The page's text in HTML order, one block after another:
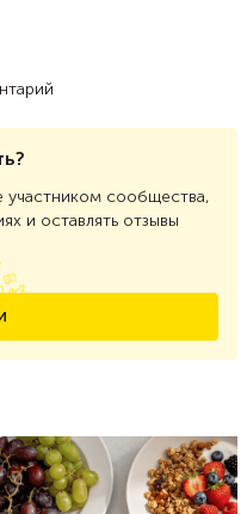
участником сообщества,
и оставлять отзывы